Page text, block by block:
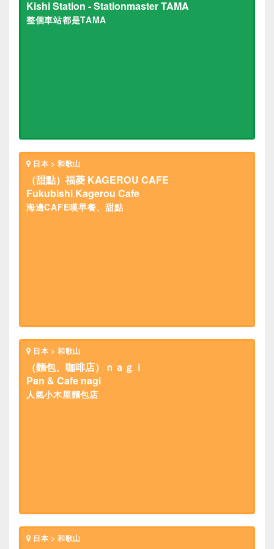
Kishi Station - Stationmaster TAMA
整個車站都是TAMA
日本 > 和歌山
（甜點）福菱 KAGEROU CAFE
Fukubishi Kagerou Cafe
海邊CAFE嘆早餐、甜點
日本 > 和歌山
（麵包、咖啡店）ｎａｇｉ
Pan & Cafe nagi
人氣小木屋麵包店
日本 > 和歌山